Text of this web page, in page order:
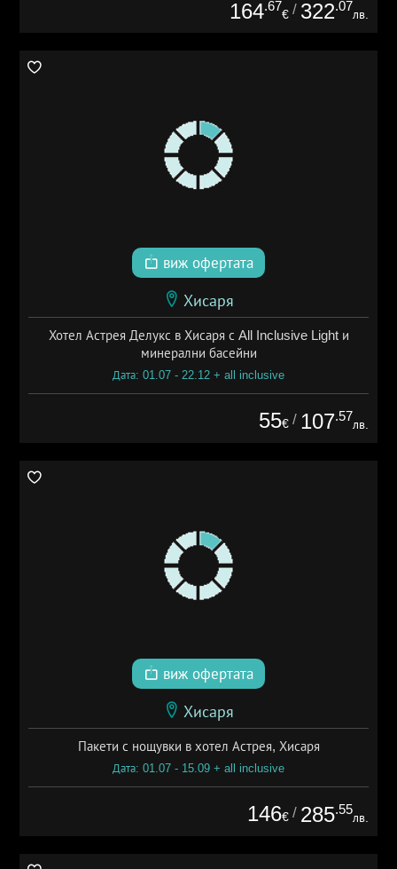
164.67
€ / 322.07
лв.
виж офертата
Хисаря
Хотел Астрея Делукс в Хисаря с All Inclusive Light и
минерални басейни
Дата: 01.07 - 22.12 + all inclusive
55€ / 107.57
лв.
виж офертата
Хисаря
Пакети с нощувки в хотел Астрея, Хисаря
Дата: 01.07 - 15.09 + all inclusive
146€ / 285.55
лв.